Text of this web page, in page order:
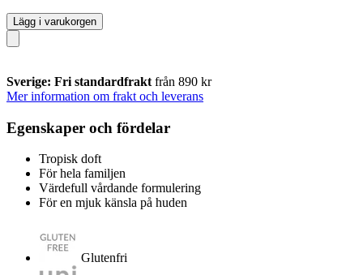
Lägg i varukorgen
Sverige: Fri standardfrakt från 890 kr
Mer information om frakt och leverans
Egenskaper och fördelar
Tropisk doft
För hela familjen
Värdefull vårdande formulering
För en mjuk känsla på huden
Glutenfri